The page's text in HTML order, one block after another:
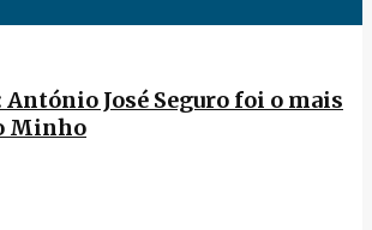
José Seguro foi o mais
Minho